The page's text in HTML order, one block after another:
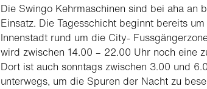
Die Swingo Kehrmaschinen sind bei aha an
Einsatz. Die Tagesschicht beginnt bereits
Innenstadt rund um die City-
wird zwischen 14.00 – 22.00 Uhr noch eine
Dort ist auch sonntags zwischen 3.00 und
unterwegs, um die Spuren der Nacht zu